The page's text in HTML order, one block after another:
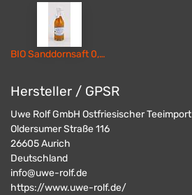
BIO Sanddornsaft 0,33 l
Hersteller / GPSR
Uwe Rolf GmbH Ostfriesischer Teeimport
Oldersumer Straße 116
26605Aurich
Deutschland
info@uwe-rolf.de
https://www.uwe-rolf.de/